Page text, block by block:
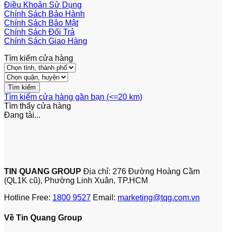
Điều Khoản Sử Dụng
Chính Sách Bảo Hành
Chính Sách Bảo Mật
Chính Sách Đổi Trả
Chính Sách Giao Hàng
Tìm kiếm cửa hàng
Tìm kiếm cửa hàng gần bạn (<=20 km)
Tìm thấy cửa hàng
Đang tải...
TIN QUANG GROUP Địa chỉ: 276 Đường Hoàng Cầm
(QL1K cũ), Phường Linh Xuân, TP.HCM
Hotline Free: 1800 9527 Email: marketing@tqg.com.vn
Về Tin Quang Group